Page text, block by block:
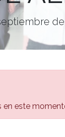
de
en este